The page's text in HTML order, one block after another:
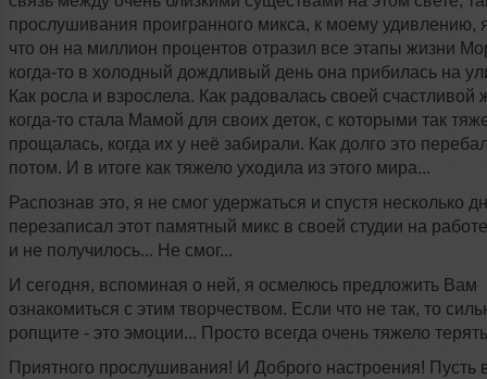
прослушивания проигранного микса, к моему удивлению,
что он на миллион процентов отразил все этапы жизни
когда-то в холодный дождливый день она прибилась на
Как росла и взрослела. Как радовалась своей счастливой
когда-то стала Мамой для своих деток, с которыми так
прощалась, когда их у неё забирали. Как долго это
потом. И в итоге как тяжело уходила из этого мира...
Распознав это, я не смог удержаться и спустя несколько
перезаписал этот памятный микс в своей студии на
и не получилось... Не смог...
И сегодня, вспоминая о ней, я осмелюсь предложить Вам
ознакомиться с этим творчеством. Если что не так, то
ропщите - это эмоции... Просто всегда очень тяжело
Приятного прослушивания! И Доброго настроения! Пусть